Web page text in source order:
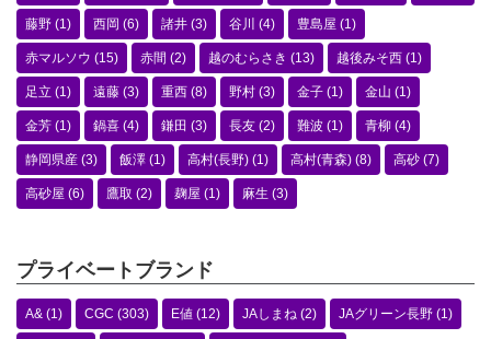
藤野 (1) 西岡 (6) 諸井 (3) 谷川 (4) 豊島屋 (1)
赤マルソウ (15) 赤間 (2) 越のむらさき (13) 越後みそ西 (1)
足立 (1) 遠藤 (3) 重西 (8) 野村 (3) 金子 (1) 金山 (1)
金芳 (1) 鍋喜 (4) 鎌田 (3) 長友 (2) 難波 (1) 青柳 (4)
静岡県産 (3) 飯澤 (1) 高村(長野) (1) 高村(青森) (8) 高砂 (7)
高砂屋 (6) 鷹取 (2) 麹屋 (1) 麻生 (3)
プライベートブランド
A& (1) CGC (303) E値 (12) JAしまね (2) JAグリーン長野 (1)